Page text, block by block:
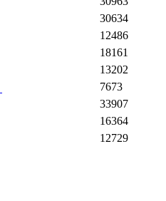
30634
12486
18161
13202
7673
33907
16364
12729